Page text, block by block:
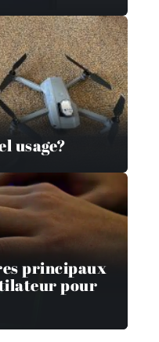
usage?
principaux
pour